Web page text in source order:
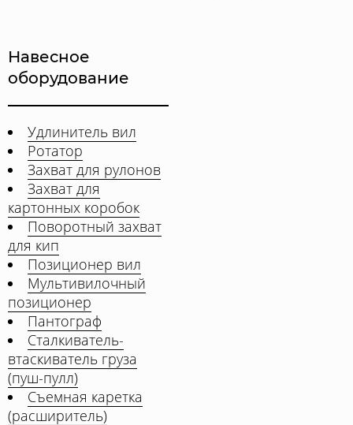
Навесное
оборудование
Удлинитель вил
Ротатор
Захват для рулонов
Захват для
картонных коробок
Поворотный захват
для кип
Позиционер вил
Мультивилочный
позиционер
Пантограф
Сталкиватель-
втаскиватель груза
(пуш-пулл)
Съемная каретка
(расширитель)